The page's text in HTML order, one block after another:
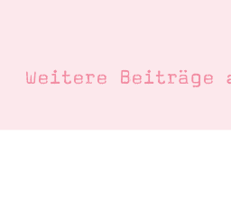
Weitere Beiträge